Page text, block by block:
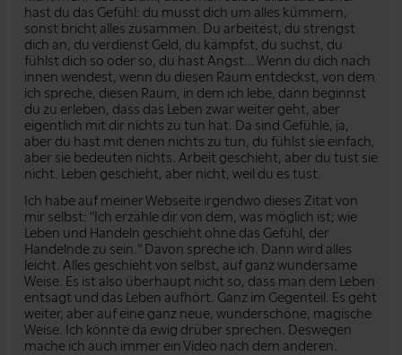
hast du das Gefühl: du musst dich um alles kümmern,
sonst bricht alles zusammen. Du arbeitest, du strengst
dich an, du verdienst Geld, du kämpfst, du suchst, du
fühlst dich so oder so, du hast Angst... Wenn du dich nach
innen wendest, wenn du diesen Raum entdeckst, von dem
ich spreche, diesen Raum, in dem ich lebe, dann beginnst
du zu erleben, dass das Leben zwar weiter geht, aber
eigentlich mit dir nichts zu tun hat. Da sind Gefühle, ja,
aber du hast mit denen nichts zu tun, du fühlst sie einfach,
aber sie bedeuten nichts. Arbeit geschieht, aber du tust sie
nicht. Leben geschieht, aber nicht, weil du es tust.
Ich habe auf meiner Webseite irgendwo dieses Zitat von
mir selbst: "Ich erzähle dir von dem, was möglich ist; wie
Leben und Handeln geschieht ohne das Gefühl, der
Handelnde zu sein." Davon spreche ich. Dann wird alles
leicht. Alles geschieht von selbst, auf ganz wundersame
Weise. Es ist also überhaupt nicht so, dass man dem Leben
entsagt und das Leben aufhört. Ganz im Gegenteil. Es geht
weiter, aber auf eine ganz neue, wunderschöne, magische
Weise. Ich könnte da ewig drüber sprechen. Deswegen
mache ich auch immer ein Video nach dem anderen.